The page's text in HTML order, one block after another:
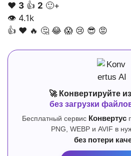
❤️ 3 👍 2 🙂+
👁 4.1k
👍 ❤️ 🔥 🤔 😂 😱 😢 😎 😡
🚀 Конвертируйте
без загрузки
Бесплатный сервис Конвертус
PNG, WEBP и AVIF в
без потери